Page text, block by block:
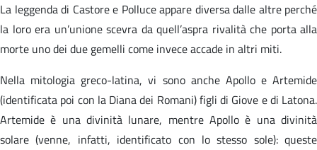
La leggenda di Castore e Polluce appare diversa dalle altre perché
la loro era un’unione scevra da quell’aspra rivalità che porta alla
morte uno dei due gemelli come invece accade in altri miti.
Nella mitologia greco-latina, vi sono anche Apollo e Artemide
(identificata poi con la Diana dei Romani) figli di Giove e di Latona.
Artemide è una divinità lunare, mentre Apollo è una divinità
solare (venne, infatti, identificato con lo stesso sole): queste